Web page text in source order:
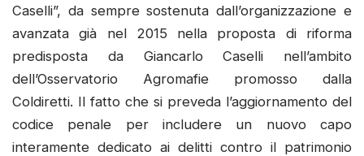
Caselli”, da sempre sostenuta dall’organizzazione e
avanzata già nel 2015 nella proposta di riforma
predisposta da Giancarlo Caselli nell’ambito
dell’Osservatorio Agromafie promosso dalla
Coldiretti. Il fatto che si preveda l’aggiornamento del
codice penale per includere un nuovo capo
interamente dedicato ai delitti contro il patrimonio